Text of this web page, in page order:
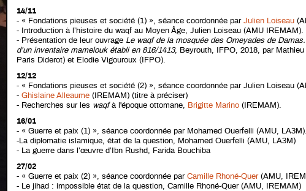
14/11
- « Fondations pieuses et société (1) », séance coordonnée par Julien Loiseau
- Introduction à l’histoire du waqf au Moyen Âge, Julien Loiseau (AMU IREMAM).
- Présentation de leur ouvrage Le waqf de la mosquée des Omeyades de
d’un inventaire mamelouk établi en 816/1413, Beyrouth, IFPO, 2018, par
Paris Diderot) et Elodie Vigouroux (IFPO).
12/12
- « Fondations pieuses et société (2) », séance coordonnée par Julien Loiseau
- Ghislaine Alleaume (IREMAM) (titre à préciser)
- Recherches sur les waqfà l'époque ottomane, Brigitte Marino (IREMAM).
16/01
- « Guerre et paix (1) », séance coordonnée par Mohamed Ouerfelli (AMU, LA3M).
-La diplomatie islamique, état de la question, Mohamed Ouerfelli (AMU, LA3M)
- La guerre dans l’œuvre d’Ibn Rushd, Farida Bouchiba
27/02
- « Guerre et paix (2) », séance coordonnée par Camille Rhoné-Quer (AMU,
- Le jihad : impossible état de la question, Camille Rhoné-Quer (AMU, IREMAM)